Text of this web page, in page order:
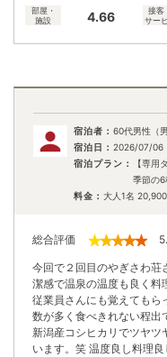
部屋・
施設
4.66
接客
サー
宿泊者： 60代男性（
宿泊日： 2026/07/06
宿泊プラン：
【専用
季節の
料金： 大人1名 20,900
総合評価
今回で２回目のやぎさわ荘
潔感で温泉の温度も良く料
従業員さんにも覚えてもら
数が多く食べきれない程出
新潟産コシヒカリでツヤツ
います。笑 温度良し料理